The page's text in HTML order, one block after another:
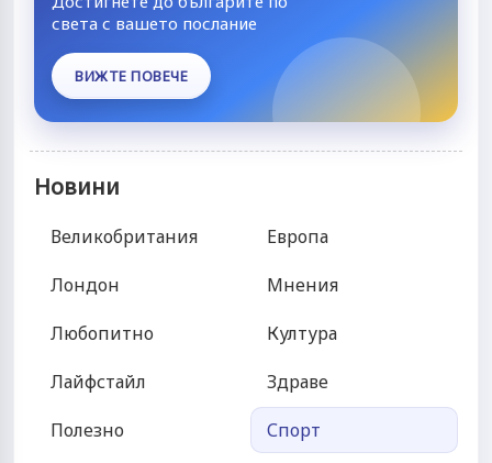
света с вашето послание
ВИЖТЕ ПОВЕЧЕ
Новини
Великобритания
Лондон
Любопитно
Лайфстайл
Полезно
Европа
Мнения
Култура
Здраве
Спорт